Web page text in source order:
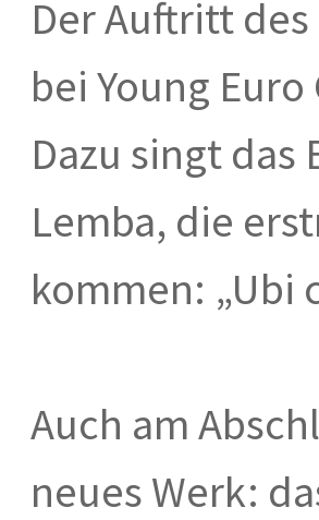
Der Auftritt des
bei Young
Dazu singt das
Lemba, die
kommen: „Ubi
Auch am
neues Werk: